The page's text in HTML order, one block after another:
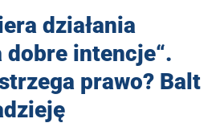
działania
dobre intencje“.
prawo? Balt